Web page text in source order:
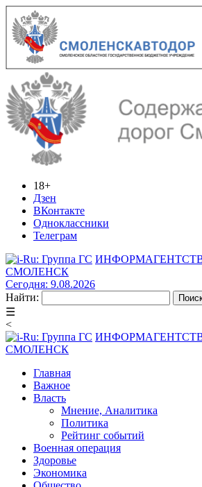
18+
Дзен
ВКонтакте
Одноклассники
Телеграм
СМОЛЕНСК
Сегодня: 9.08.2026
Найти:
☰
<
СМОЛЕНСК
Главная
Важное
Власть
Мнение, Аналитика
Политика
Рейтинг событий
Военная операция
Здоровье
Экономика